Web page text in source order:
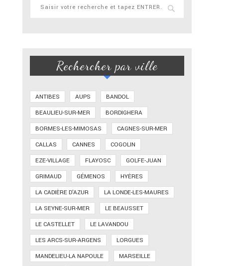
Rechercher par ville
ANTIBES AUPS
BANDOL
BEAULIEU-SUR-MER
BORDIGHERA
BORMES-LES-MIMOSAS
CAGNES-SUR-MER
CALLAS
CANNES
COGOLIN
EZE-VILLAGE
FLAYOSC
GOLFE-JUAN
GRIMAUD
GÉMENOS
HYÈRES
LA CADIÈRE D'AZUR
LA LONDE-LES-MAURES
LA SEYNE-SUR-MER
LE BEAUSSET
LE CASTELLET
LE LAVANDOU
LES ARCS-SUR-ARGENS
LORGUES
MANDELIEU-LA NAPOULE
MARSEILLE